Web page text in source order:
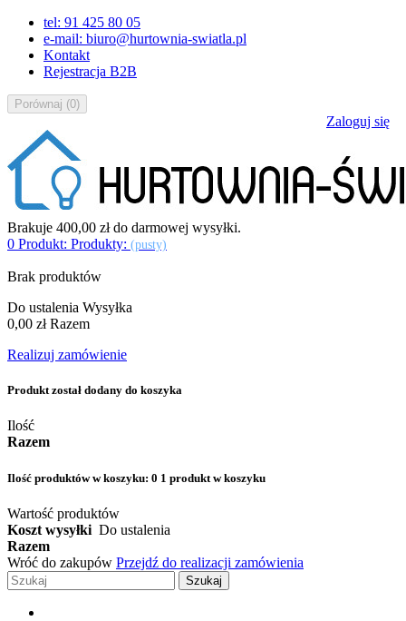
tel: 91 425 80 05
e-mail: biuro@hurtownia-swiatla.pl
Kontakt
Rejestracja B2B
Porównaj (0)
Zaloguj się
Brakuje 400,00 złdo darmowej wysyłki.
0 Produkt: Produkty: (pusty)
Brak produktów
Do ustalenia Wysyłka
0,00 zł Razem
Realizuj zamówienie
Produkt został dodany do koszyka
Ilość
Razem
Ilość produktów w koszyku: 0 1 produkt w koszyku
Wartość produktów
Koszt wysyłki Do ustalenia
Razem
Wróć do zakupów Przejdź do realizacji zamówienia
Szukaj